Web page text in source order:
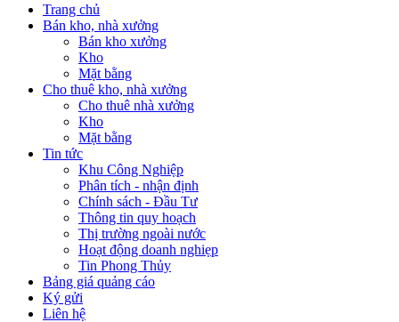
Trang chủ
Bán kho, nhà xưởng
Bán kho xưởng
Kho
Mặt bằng
Cho thuê kho, nhà xưởng
Cho thuê nhà xưởng
Kho
Mặt bằng
Tin tức
Khu Công Nghiệp
Phân tích - nhận định
Chính sách - Đầu Tư
Thông tin quy hoạch
Thị trường ngoài nước
Hoạt động doanh nghiẹp
Tin Phong Thủy
Bảng giá quảng cáo
Ký gửi
Liên hệ